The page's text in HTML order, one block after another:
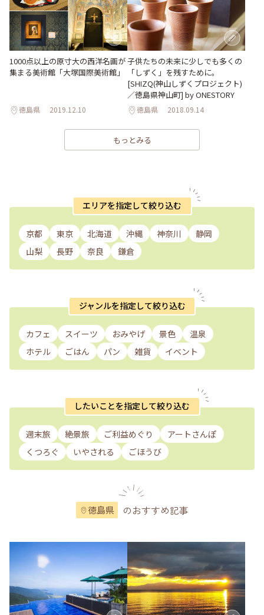
1000点以上の原寸大の西洋名画が
集まる美術館「大塚国際美術館」
徳島県 2019.12.10
子供たちの未来に少しでも多くの
「しずく」を残すために。
[SHIZQ(神山しずくプロジェクト)
／徳島県神山町] by ONESTORY
徳島県 2018.09.14
もっとみる
エリアを指定して絞り込む
京都 東京 北海道 沖縄 神奈川
静岡
山梨
長野 奈良 鎌倉
ジャンルを指定して絞り込む
カフェ スイーツ おみやげ 景色
温泉
ホテル
ごはん パン 雑貨 イベント
したいことを指定して絞り込む
週末旅 絶景旅 ご利益めぐり
アートさんぽ
くつろぐ
いやされる ごほうび
徳島県 のおすすめ記事